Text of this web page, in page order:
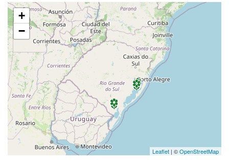
+
−
Leaflet | ©OpenStreetMap